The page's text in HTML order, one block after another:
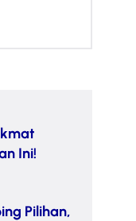
Ini!
Pilihan,